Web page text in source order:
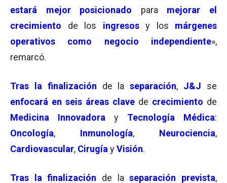
estará mejor posicionado para mejorar el
crecimiento de los ingresos y los márgenes
operativos como negocio independiente»,
remarcó.
Tras la finalización de laseparación, J&J se
enfocará en seis áreas clave de crecimiento de
Medicina Innovadora y Tecnología Médica:
Oncología, Inmunología, Neurociencia,
Cardiovascular, Cirugía yVisión.
Tras la finalización de laseparación prevista,